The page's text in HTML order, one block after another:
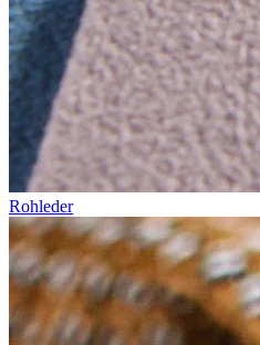
Rohleder